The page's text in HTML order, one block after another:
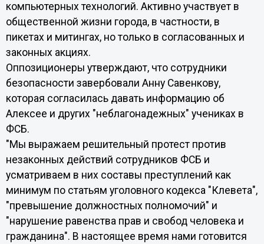
компьютерных технологий. Активно участвует в
общественной жизни города, в частности, в
пикетах и митингах, но только в согласованных и
законных акциях.
Оппозиционеры утверждают, что сотрудники
безопасности завербовали Анну Савенкову,
которая согласилась давать информацию об
Алексее и других "неблагонадежных" учениках в
ФСБ.
"Мы выражаем решительный протест против
незаконных действий сотрудников ФСБ и
усматриваем в них составы преступлений как
минимум по статьям уголовного кодекса "Клевета",
"превышение должностных полномочий" и
"нарушение равенства прав и свобод человека и
гражданина". В настоящее время нами готовится